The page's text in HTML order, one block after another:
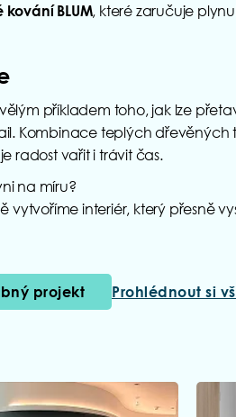
BLUM, které zaručuje
příkladem toho, jak lze
Kombinace teplých
radost vařit i trávit čas.
na míru?
vytvoříme interiér, který přesně
projekt Prohlédnout si